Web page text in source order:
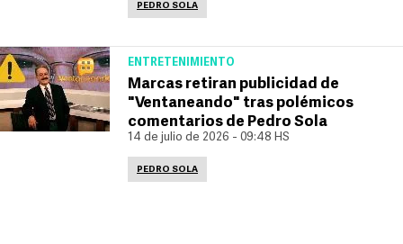
PEDRO SOLA
ENTRETENIMIENTO
Marcas retiran publicidad de
"Ventaneando" tras polémicos
comentarios de Pedro Sola
14 de julio de 2026 - 09:48 HS
PEDRO SOLA